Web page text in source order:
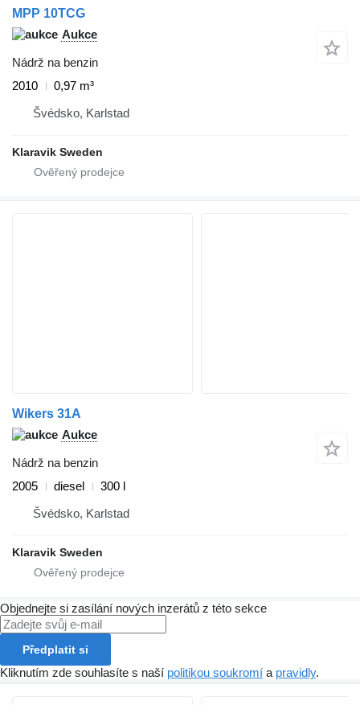
MPP 10TCG
Aukce
Nádrž na benzin
2010
0,97 m³
Švédsko, Karlstad
Klaravik Sweden
Wikers 31A
Aukce
Nádrž na benzin
2005
diesel
300 l
Švédsko, Karlstad
Klaravik Sweden
Objednejte si zasílání nových inzerátů z této sekce
Předplatit si
Kliknutím zde souhlasíte s naší politikou soukromí a pravidly.